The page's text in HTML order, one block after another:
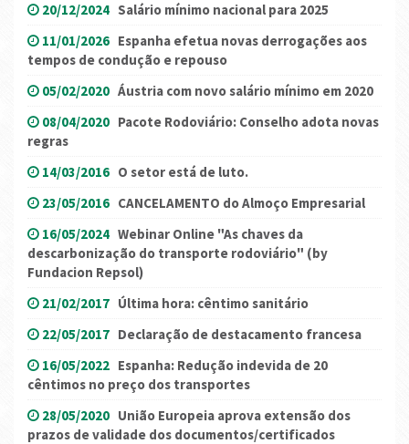
20/12/2024 Salário mínimo nacional para 2025
11/01/2026 Espanha efetua novas derrogações aos
tempos de condução e repouso
05/02/2020 Áustria com novo salário mínimo em 2020
08/04/2020 Pacote Rodoviário: Conselho adota novas
regras
14/03/2016 O setor está de luto.
23/05/2016 CANCELAMENTO do Almoço Empresarial
16/05/2024 Webinar Online "As chaves da
descarbonização do transporte rodoviário" (by
Fundacion Repsol)
21/02/2017 Última hora: cêntimo sanitário
22/05/2017 Declaração de destacamento francesa
16/05/2022 Espanha: Redução indevida de 20
cêntimos no preço dos transportes
28/05/2020 União Europeia aprova extensão dos
prazos de validade dos documentos/certificados